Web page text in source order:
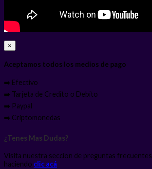
×
Aceptamos todos los medios de pago
➡️ Efectivo
➡️ Tarjeta de Credito o Debito
➡️ Paypal
➡️ Criptomonedas
¿Tenes Mas Dudas?
Visita nuestra seccion de preguntas frecuentes
haciendo clic acá